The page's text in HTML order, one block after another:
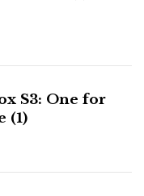
S3: One for
(1)